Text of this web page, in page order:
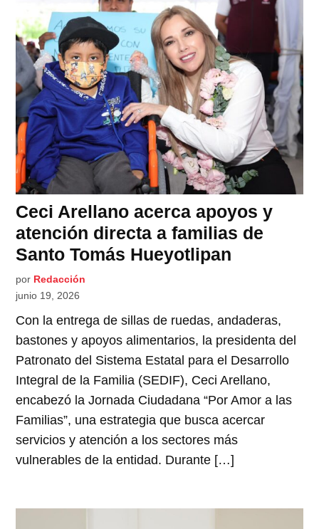
Ceci Arellano acerca apoyos y
atención directa a familias de
Santo Tomás Hueyotlipan
por Redacción
junio 19, 2026
Con la entrega de sillas de ruedas, andaderas,
bastones y apoyos alimentarios, la presidenta del
Patronato del Sistema Estatal para el Desarrollo
Integral de la Familia (SEDIF), Ceci Arellano,
encabezó la Jornada Ciudadana “Por Amor a las
Familias”, una estrategia que busca acercar
servicios y atención a los sectores más
vulnerables de la entidad. Durante […]